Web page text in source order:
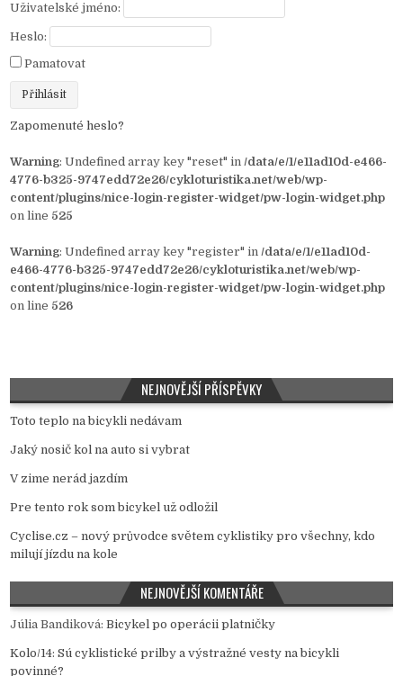
Uživatelské jméno:
Heslo:
Pamatovat
Zapomenuté heslo?
Warning: Undefined array key "reset" in/data/e/1/e11ad10d-e466-
4776-b325-9747edd72e26/cykloturistika.net/web/wp-
content/plugins/nice-login-register-widget/pw-login-widget.php
on line 525
Warning: Undefined array key "register" in/data/e/1/e11ad10d-
e466-4776-b325-9747edd72e26/cykloturistika.net/web/wp-
content/plugins/nice-login-register-widget/pw-login-widget.php
on line 526
NEJNOVĚJŠÍ PŘÍSPĚVKY
Toto teplo na bicykli nedávam
Jaký nosič kol na auto si vybrat
V zime nerád jazdím
Pre tento rok som bicykel už odložil
Cyclise.cz – nový průvodce světem cyklistiky pro všechny, kdo
milují jízdu na kole
NEJNOVĚJŠÍ KOMENTÁŘE
Júlia Bandiková:Bicykel po operácii platničky
Kolo/14:Sú cyklistické prilby a výstražné vesty na bicykli
povinné?